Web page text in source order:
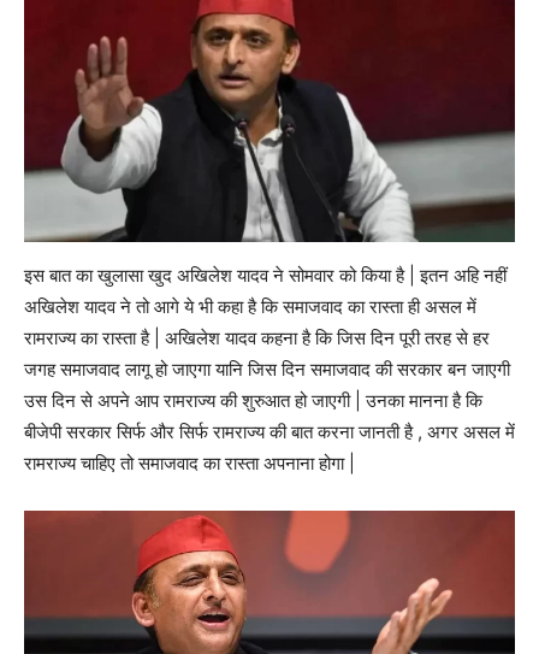
इस बात का खुलासा खुद अखिलेश यादव ने सोमवार को किया है | इतन अहि नहीं
अखिलेश यादव ने तो आगे ये भी कहा है कि समाजवाद का रास्ता ही असल में
रामराज्य का रास्ता है | अखिलेश यादव कहना है कि जिस दिन पूरी तरह से हर
जगह समाजवाद लागू हो जाएगा यानि जिस दिन समाजवाद की सरकार बन जाएगी
उस दिन से अपने आप रामराज्य की शुरुआत हो जाएगी | उनका मानना है कि
बीजेपी सरकार सिर्फ और सिर्फ रामराज्य की बात करना जानती है , अगर असल में
रामराज्य चाहिए तो समाजवाद का रास्ता अपनाना होगा |